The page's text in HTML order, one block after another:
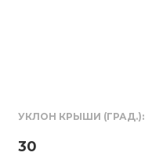
УКЛОН КРЫШИ (ГРАД.):
30